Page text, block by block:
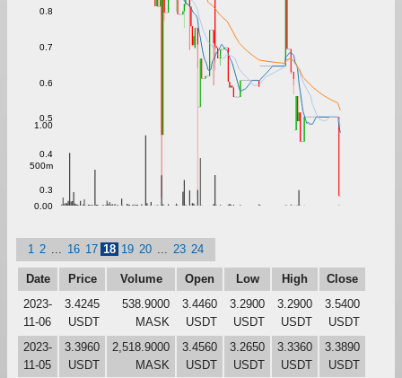
0.3
0.4
0.5
0.6
0.7
0.8
0.00
500m
1.00
1 2 16 17 18 19 20 23 24
Date Price Volume Open Low High
Close
2023-
11-06
3.4245
USDT
538.9000
MASK
3.4460
USDT
3.2900
USDT
3.2900
USDT
3.5400
USDT
2023-
11-05
3.3960
USDT
2,518.9000
MASK
3.4560
USDT
3.2650
USDT
3.3360
USDT
3.3890
USDT